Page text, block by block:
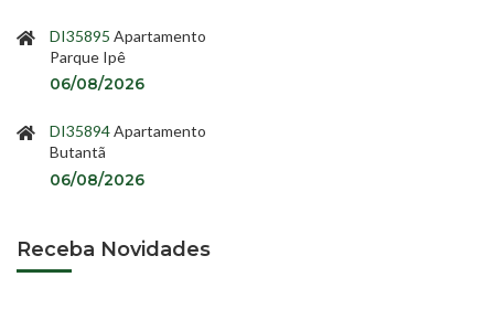
DI35895 Apartamento
Parque Ipê
06/08/2026
DI35894Apartamento
Butantã
06/08/2026
Receba Novidades